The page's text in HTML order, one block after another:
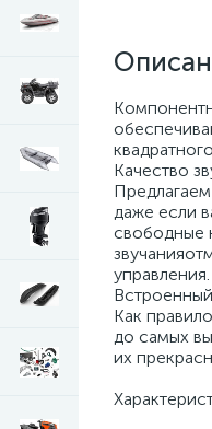
Качество
даже если
свободные
управления.
Как
до самых
их